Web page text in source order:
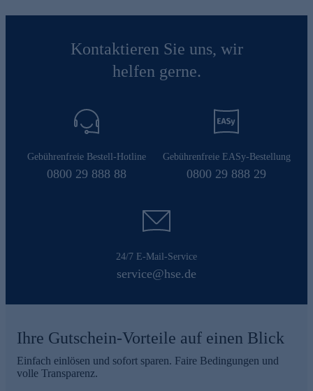
Kontaktieren Sie uns, wir
helfen gerne.
Gebührenfreie Bestell-Hotline
0800 29 888 88
Gebührenfreie EASy-Bestellung
0800 29 888 29
24/7 E-Mail-Service
service@hse.de
Ihre Gutschein-Vorteile auf einen Blick
Einfach einlösen und sofort sparen. Faire Bedingungen und
volle Transparenz.